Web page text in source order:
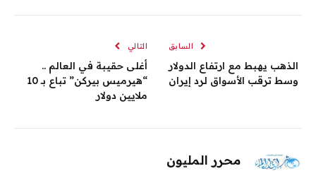
السابق
الذهب يهبط مع ارتفاع الدولار
وسط ترقب الأسواق لرد إيران
التالي
أغلى حقيبة في العالم ..
“هيرميس بيركن” تباع بـ 10
ملايين دولار
محرر المليون